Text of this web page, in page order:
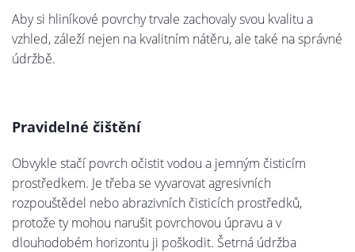
Aby si hliníkové povrchy trvale zachovaly svou kvalitu a
vzhled, záleží nejen na kvalitním nátěru, ale také na správné
údržbě.
Pravidelné čištění
Obvykle stačí povrch očistit vodou a jemným čisticím
prostředkem. Je třeba se vyvarovat agresivních
rozpouštědel nebo abrazivních čisticích prostředků,
protože ty mohou narušit povrchovou úpravu a v
dlouhodobém horizontu ji poškodit. Šetrná údržba